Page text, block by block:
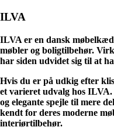
ILVA
ILVA er en dansk
møbler og boligtilbehør.
har siden udvidet sig til at
Hvis du er på udkig efter
et varieret udvalg hos
og elegante spejle til mere
kendt for deres moderne
interiørtilbehør.